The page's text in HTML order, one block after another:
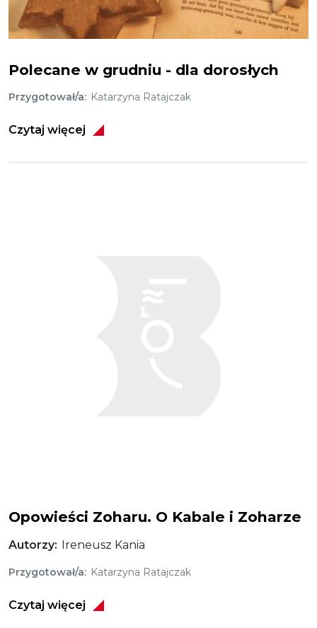
Polecane w grudniu - dla dorosłych
Przygotował/a Katarzyna Ratajczak
Czytaj więcej
Opowieści Zoharu. O Kabale i Zoharze
Autorzy Ireneusz Kania
Przygotował/a Katarzyna Ratajczak
Czytaj więcej